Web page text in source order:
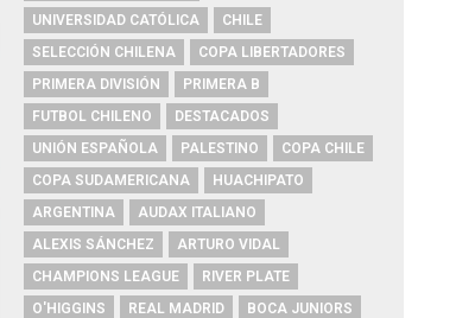
UNIVERSIDAD CATÓLICA
CHILE
SELECCIÓN CHILENA
COPA LIBERTADORES
PRIMERA DIVISIÓN
PRIMERA B
FUTBOL CHILENO
DESTACADOS
UNIÓN ESPAÑOLA
PALESTINO
COPA CHILE
COPA SUDAMERICANA
HUACHIPATO
ARGENTINA
AUDAX ITALIANO
ALEXIS SÁNCHEZ
ARTURO VIDAL
CHAMPIONS LEAGUE
RIVER PLATE
O'HIGGINS
REAL MADRID
BOCA JUNIORS